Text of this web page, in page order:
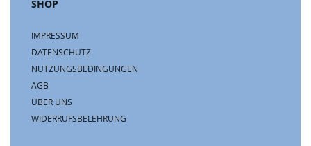
SHOP
IMPRESSUM
DATENSCHUTZ
NUTZUNGSBEDINGUNGEN
AGB
ÜBER UNS
WIDERRUFSBELEHRUNG